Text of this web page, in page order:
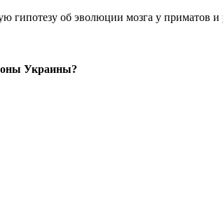
гипотезу об эволюции мозга у приматов и
Украины?